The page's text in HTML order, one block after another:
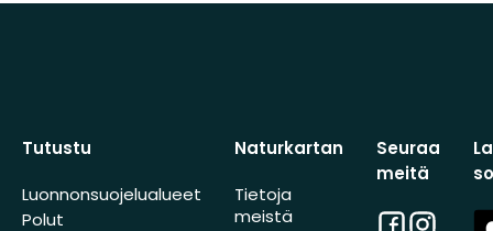
Tutustu
Luonnonsuojelualueet
Polut
Naturkartan
Tietoja
meistä
Seuraa
meitä
Facebook